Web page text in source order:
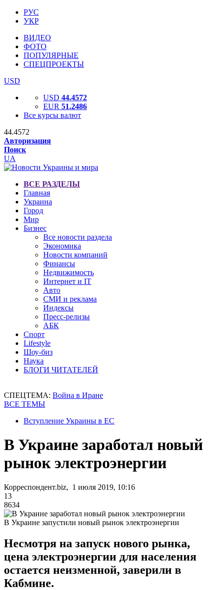
РУС
УКР
ВИДЕО
ФОТО
ПОПУЛЯРНЫЕ
СПЕЦПРОЕКТЫ
USD
USD 44.4572
EUR 51.2486
Все курсы валют
44.4572
Авторизация
Поиск
UA
ВСЕ РАЗДЕЛЫ
Главная
Украина
Город
Мир
Бизнес
Все новости раздела
Экономика
Новости компаний
Финансы
Недвижимость
Интернет и IT
Авто
СМИ и реклама
Индексы
Пресс-релизы
АБК
Спорт
Lifestyle
Шоу-биз
Наука
БЛОГИ ЧИТАТЕЛЕЙ
СПЕЦТЕМА: Война в Иране
ВСЕ ТЕМЫ
Вступление Украины в ЕС
В Украине заработал новый
рынок электроэнергии
Корреспондент.biz, 1 июля 2019, 10:16
13
8634
В Украине запустили новый рынок электроэнергии
Несмотря на запуск нового рынка,
цена электроэнергии для населения
остается неизменной, заверили в
Кабмине.